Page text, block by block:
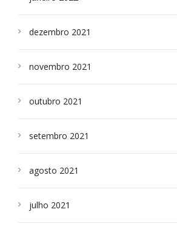
dezembro 2021
novembro 2021
outubro 2021
setembro 2021
agosto 2021
julho 2021